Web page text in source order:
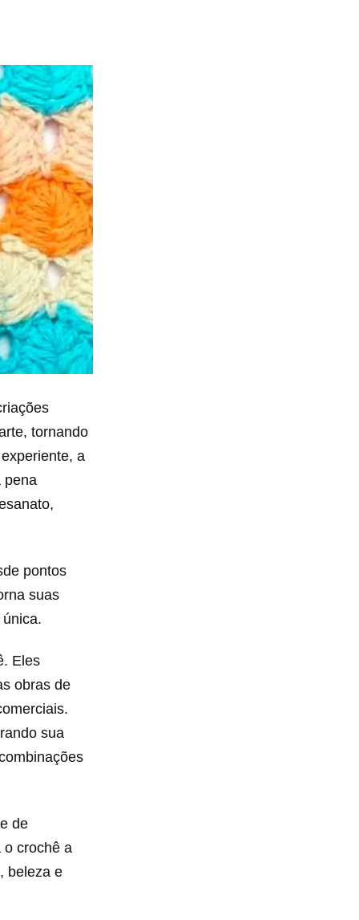
tornando
a
pena
pontos
suas
Eles
obras de
sua
de
o crochê a
beleza e